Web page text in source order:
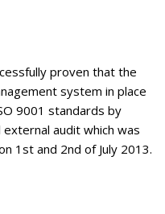
proven that the
system in place
9001 standards by
external audit which was
1st and 2nd of July 2013.